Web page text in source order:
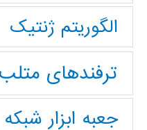
الگوریتم ژنتیک
ترفندهای متلب
جعبه ابزار